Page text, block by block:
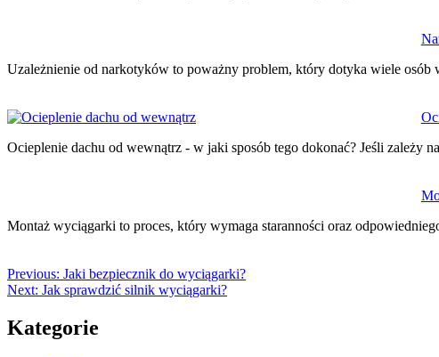
Uzależnienie od narkotyków to poważny problem, który dotyka wiele
Ocieplenie dachu od wewnątrz - w jaki sposób tego dokonać? Jeśli zależy
Montaż wyciągarki to proces, który wymaga staranności oraz
Previous: Jaki bezpiecznik do wyciągarki?
Next: Jak sprawdzić silnik wyciągarki?
Kategorie